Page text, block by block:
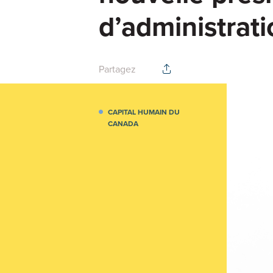
Partagez
CAPITAL HUMAIN DU
CANADA